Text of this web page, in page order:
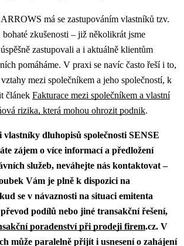
má se zastupováním vlastníků tzv.
zkušenosti – již několikrát jsme
zastupovali a i aktuálně klientům
pomáháme. V praxi se navíc často řeší i to,
mezi společníkem a jeho společností, k
článek Fakturace mezi společníkem a vlastní
rizika, která mohou ohrozit podnik.
dluhopisů společnosti SENSE
zájem o více informací a předložení
služeb, neváhejte nás kontaktovat –
Vám je plně k dispozici na
se v návaznosti na situaci emitenta
podílů nebo jiné transakční řešení,
poradenství při prodeji firem.cz. V
může paralelně přijít i usnesení o zahájení